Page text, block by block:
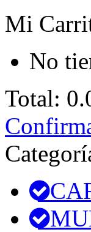
Mi
No
Total: